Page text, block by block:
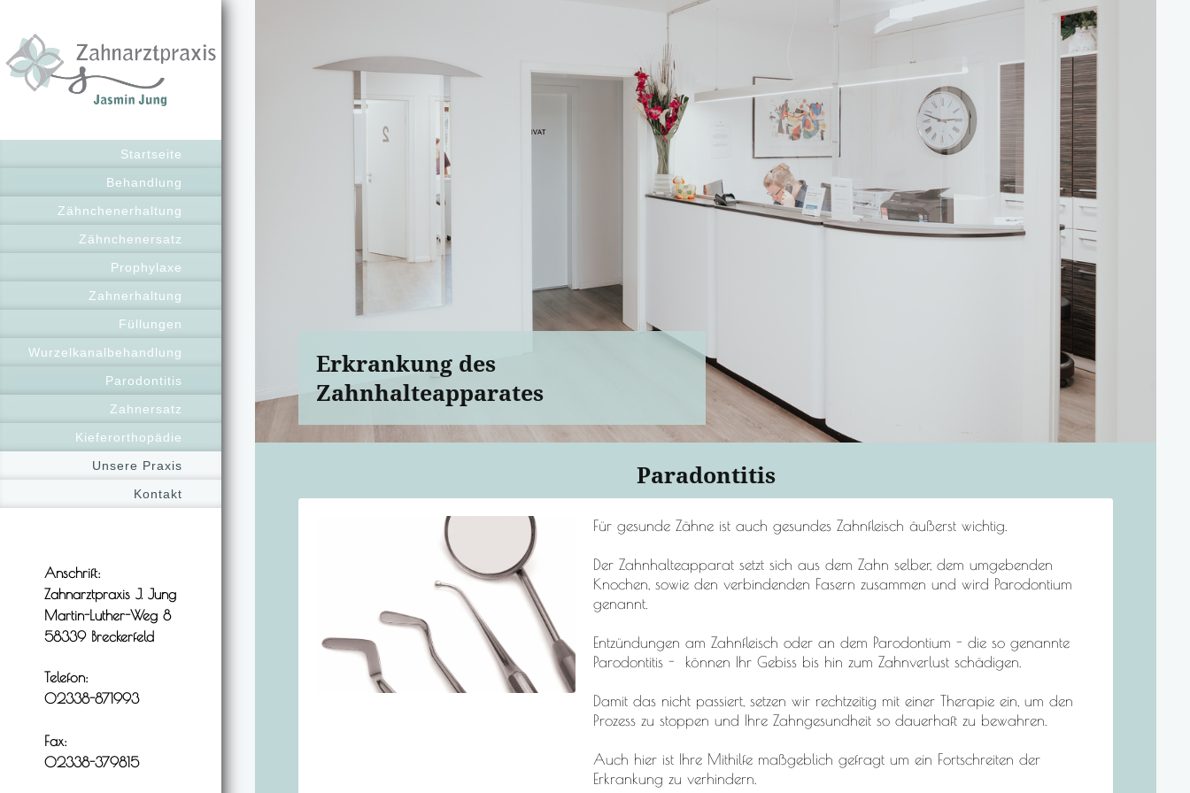
Startseite
Behandlung
Zähnchenerhaltung
Zähnchenersatz
Prophylaxe
Zahnerhaltung
Füllungen
Wurzelkanalbehandlung
Parodontitis
Zahnersatz
Kieferorthopädie
Unsere Praxis
Kontakt
Anschrift:
Zahnarztpraxis J. Jung
Martin-Luther-Weg 8
58339 Breckerfeld
Telefon:
02338-871993
Fax:
02338-379815
Erkrankung des
Zahnhalteapparates
Paradontitis
Für gesunde Zähne ist auch gesundes Zahnfleisch äußerst wichtig.
Der Zahnhalteapparat setzt sich aus dem Zahn selber, dem umgebenden
Knochen, sowie den verbindenden Fasern zusammen und wird Parodontium
genannt.
Entzündungen am Zahnfleisch oder an dem Parodontium - die so genannte
Parodontitis - können Ihr Gebiss bis hin zum Zahnverlust schädigen.
Damit das nicht passiert, setzen wir rechtzeitig mit einer Therapie ein, um den
Prozess zu stoppen und Ihre Zahngesundheit so dauerhaft zu bewahren.
Auch hier ist Ihre Mithilfe maßgeblich gefragt um ein Fortschreiten der
Erkrankung zu verhindern.